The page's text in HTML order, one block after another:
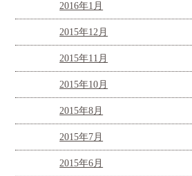
2016年1月
2015年12月
2015年11月
2015年10月
2015年8月
2015年7月
2015年6月